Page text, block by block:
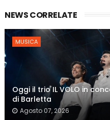
NEWS CORRELATE
MUSICA
Oggi il trio IL VOLO in
di Barletta
Agosto 07, 2026